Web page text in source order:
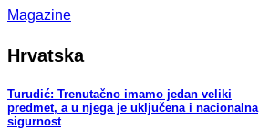
Magazine
Hrvatska
Turudić: Trenutačno imamo jedan veliki
predmet, a u njega je uključena i nacionalna
sigurnost